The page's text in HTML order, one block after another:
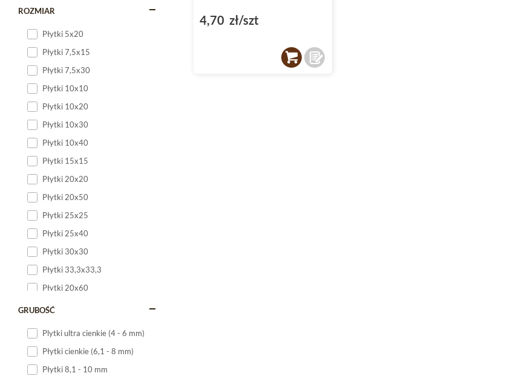
ROZMIAR
Płytki 5x20
Płytki 7,5x15
Płytki 7,5x30
Płytki 10x10
Płytki 10x20
Płytki 10x30
Płytki 10x40
Płytki 15x15
Płytki 20x20
Płytki 20x50
Płytki 25x25
Płytki 25x40
Płytki 30x30
Płytki 33,3x33,3
Płytki 20x60
Płytki 20x120
GRUBOŚĆ
Plytki ultra cienkie (4 - 6 mm)
Płytki cienkie (6,1 - 8 mm)
Płytki 8,1 - 10 mm
4,70 zł/szt